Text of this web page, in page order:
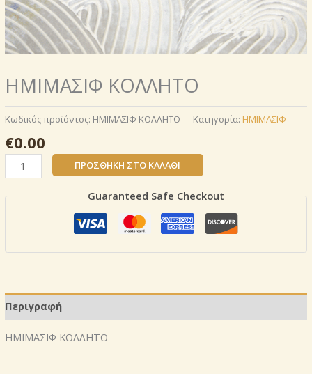
ΗΜΙΜΑΣΙΦ ΚΟΛΛΗΤΟ
Κωδικός προϊόντος: ΗΜΙΜΑΣΙΦ ΚΟΛΛΗΤΟ Κατηγορία: ΗΜΙΜΑΣΙΦ
€0.00
ΗΜΙΜΑΣΙΦ
ΚΟΛΛΗΤΟ
ποσότητα
ΠΡΟΣΘΉΚΗ ΣΤΟ ΚΑΛΆΘΙ
Guaranteed Safe Checkout
Περιγραφή
ΗΜΙΜΑΣΙΦ ΚΟΛΛΗΤΟ